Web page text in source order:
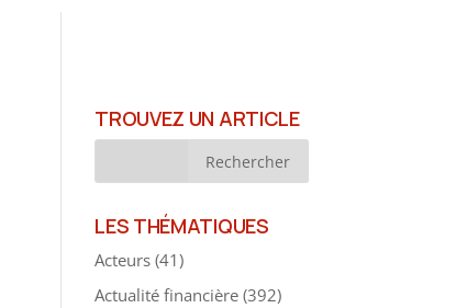
TROUVEZ UN ARTICLE
LES THÉMATIQUES
Acteurs (41)
Actualité financière (392)